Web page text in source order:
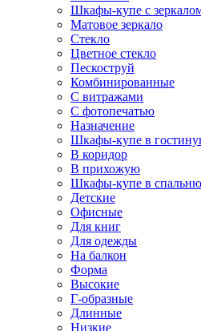
Шкафы-купе с
Матовое зеркало
Стекло
Цветное стекло
Пескоструй
Комбинированные
С витражами
С фотопечатью
Назначение
Шкафы-купе в
В коридор
В прихожую
Шкафы-купе в спальню
Детские
Офисные
Для книг
Для одежды
На балкон
Форма
Высокие
Г-образные
Длинные
Низкие